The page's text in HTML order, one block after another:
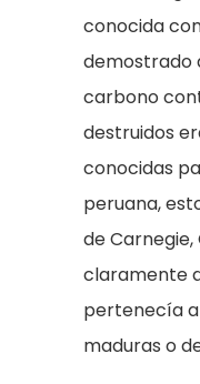
conocida
demostrado
carbono
destruidos
conocidas
peruana,
de Carnegie,
claramente
pertenecía
maduras o